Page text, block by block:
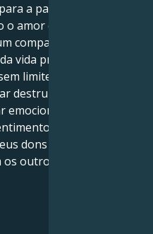
a paz interior passa
amor espiritual como
companheiro que o
vida prática,
limites pode levar a
destruição neste
se não
intensos, por
dons extraordinários
outros (o que poucos